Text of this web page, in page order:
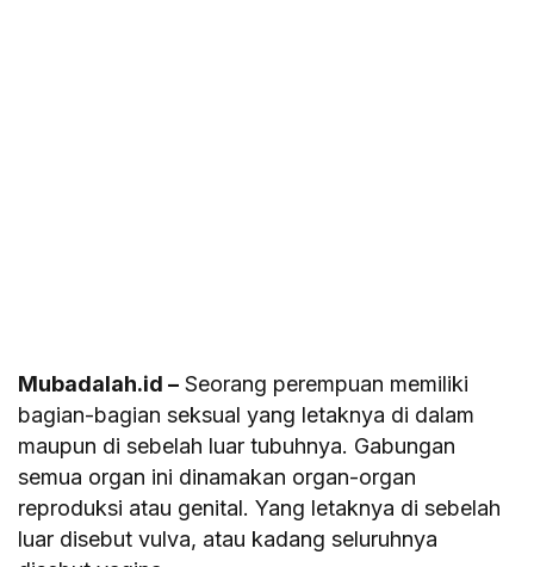
Mubadalah.id – Seorang perempuan memiliki
bagian-bagian seksual yang letaknya di dalam
maupun di sebelah luar tubuhnya. Gabungan
semua organ ini dinamakan organ-organ
reproduksi atau genital. Yang letaknya di sebelah
luar disebut vulva, atau kadang seluruhnya